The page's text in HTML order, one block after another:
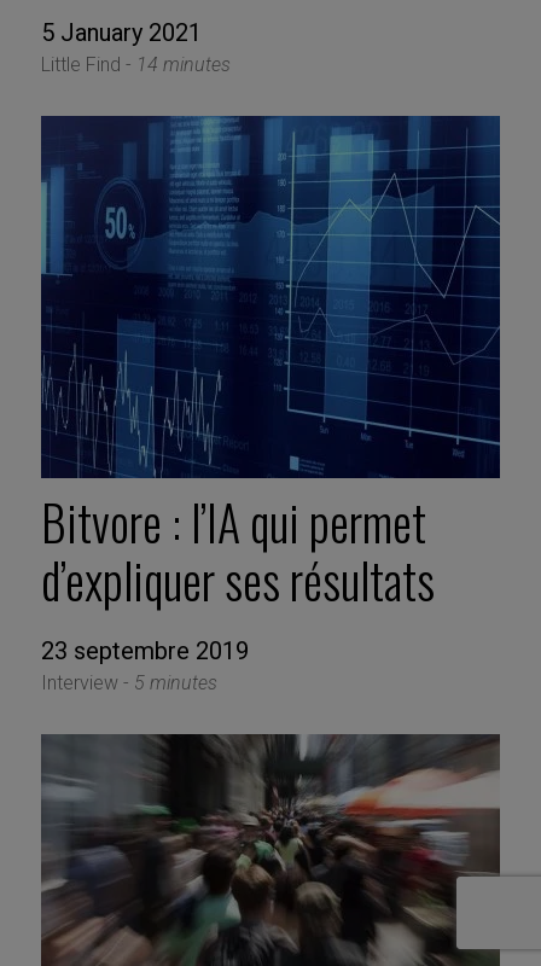
5 January 2021
Little Find - 14 minutes
Bitvore : l’IA qui permet
d’expliquer ses résultats
23 septembre 2019
Interview - 5 minutes